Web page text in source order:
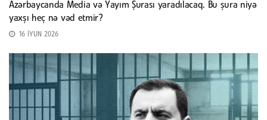
Azərbaycanda Media və Yayım Şurası yaradılacaq. Bu şura niyə
yaxşı heç nə vəd etmir?
16 İYUN 2026